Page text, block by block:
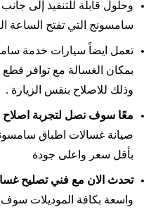
وحلول قابلة للتنفيذ إلى
سامسونج التي تفتح الساعة
تعمل ايضاً سيارات خدمة
بمكان الغسالة مع توافر قطع
وذلك للاصلاح بنفس الزيارة .
معًا سوف نصل لتجربة اصلاح
صيانة غسالات اطباق
بأقل سعر واعلى جودة
تحدث الان مع فني تصليح
واسعة بكافة الموديلات سوف